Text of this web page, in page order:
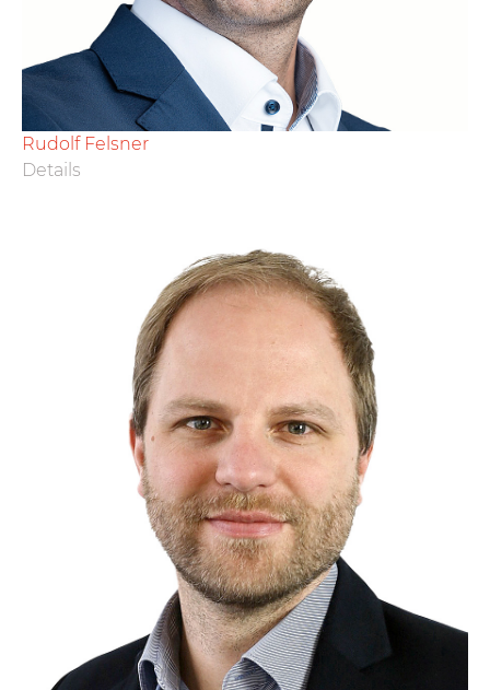
Rudolf Felsner
Details